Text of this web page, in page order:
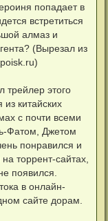
попадает в
встретиться
алмаз и
(Вырезал из
трейлер этого
китайских
с почти всеми
Фатом, Джетом
понравился и
торрент-сайтах,
появился.
в онлайн-
сайте дорам.